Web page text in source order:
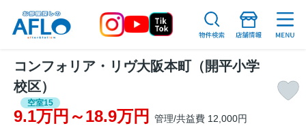
コンフォリア・リヴ大阪本町（開平小学
校区）
空室15
9.1万円～18.9万円 管理/共益費 12,000円